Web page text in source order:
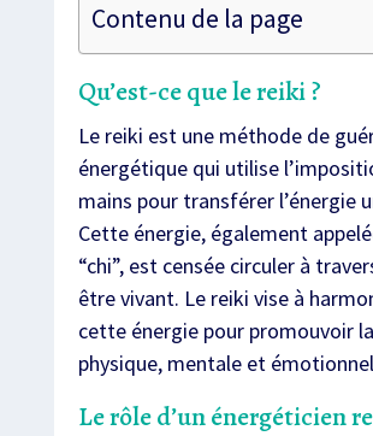
Contenu de la page
Qu’est-ce que le reiki ?
Le reiki est une méthode de
énergétique qui utilise
mains pour transférer l’énergie
Cette énergie, également
“chi”, est censée circuler à
être vivant. Le reiki vise à
cette énergie pour promouvoir
physique, mentale et
Le rôle d’un énergéticien